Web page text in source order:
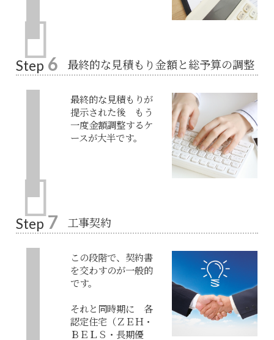
Step 6 最終的な見積もり金額と総予算の調整
最終的な見積もりが
提示された後 もう
一度金額調整するケ
ースが大半です。
Step 7 工事契約
この段階で、契約書
を交わすのが一般的
です。
それと同時期に 各
認定住宅（ＺＥＨ・
ＢＥＬＳ・長期優